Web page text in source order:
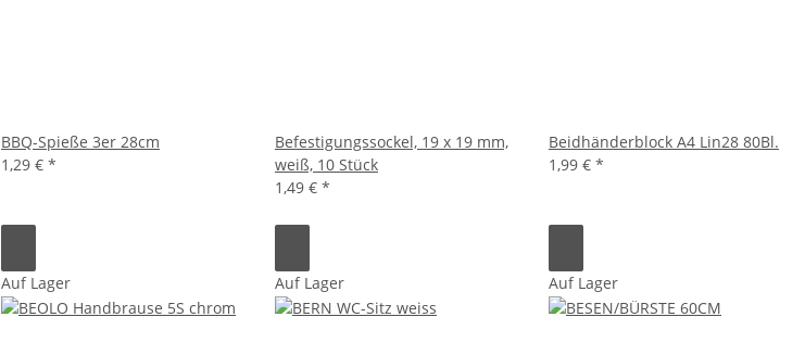
BBQ-Spieße 3er 28cm
1,29 € *
Befestigungssockel, 19 x 19 mm,
weiß, 10 Stück
1,49 € *
Beidhänderblock A4 Lin28 80Bl.
1,99 € *
Auf Lager Auf Lager Auf Lager